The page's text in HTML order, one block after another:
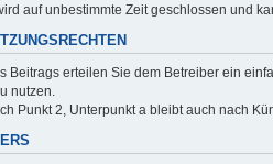
auf unbestimmte Zeit geschlossen und
Beitrags erteilen Sie dem Betreiber ein
nutzen.
Punkt 2, Unterpunkt a bleibt auch nach